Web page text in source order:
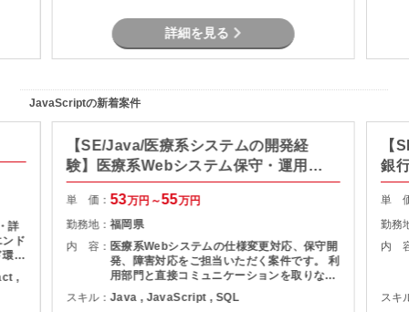
詳細を見る
JavaScriptの新着案件
詳
ド
境
,
【SE/Java/医療系システムの開発経
験】医療系Webシステム保守・運用支
援
単 価：53万円～55万円
勤務地：福岡県
内 容： 医療系Webシステムの仕様変更対応、保守開
発、障害対応をご担当いただく案件です。 利
用部門と直接コミュニケーションを取りなが
ら、調査・原因分析・改修対応を実施してい
ただきます。 設計から保守運用まで幅広い経
スキル：Java , JavaScript , SQL
【
銀
単
勤務
内
スキ